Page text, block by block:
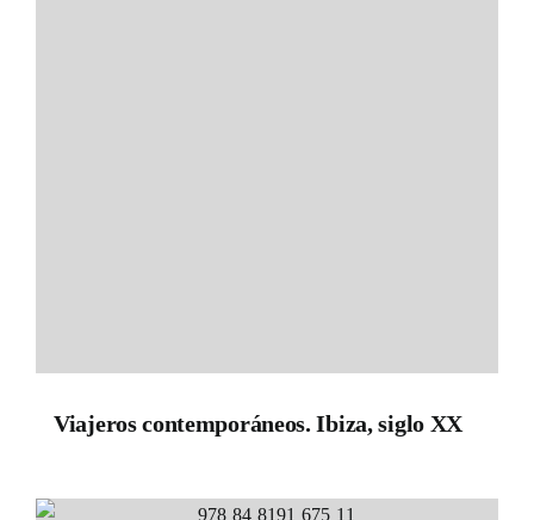
Viajeros contemporáneos. Ibiza, siglo XX